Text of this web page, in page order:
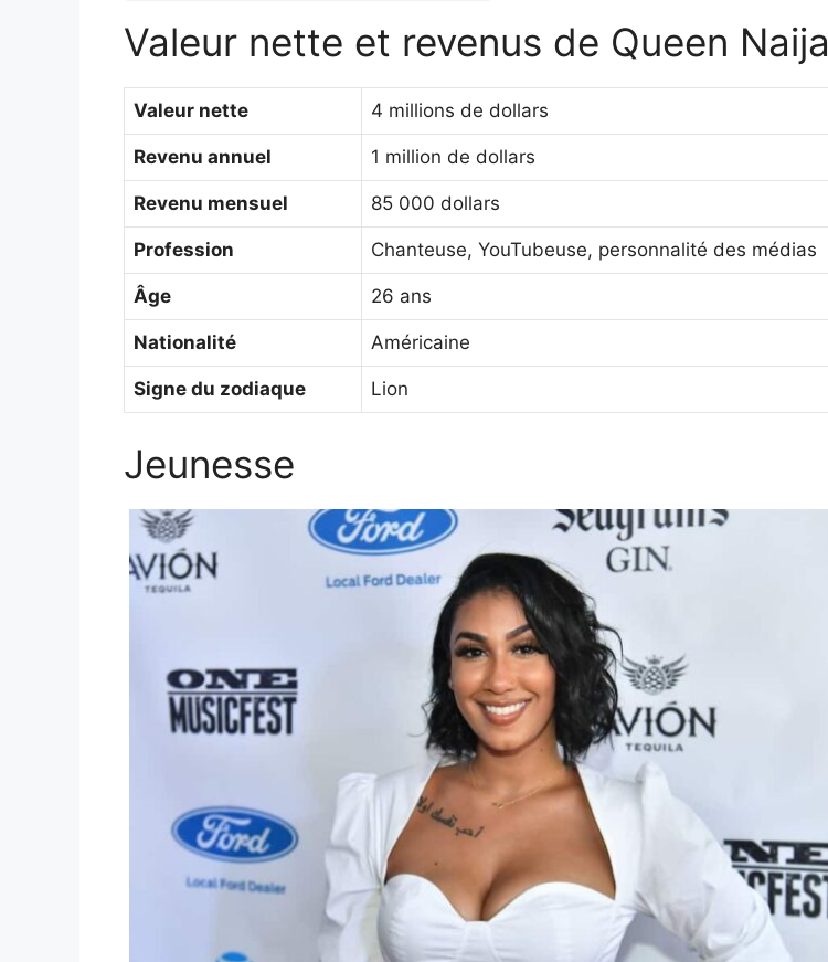
Valeur nette et revenus de Queen Naija
Valeur nette 4 millions de dollars
Revenu annuel 1 million de dollars
Revenu mensuel 85 000 dollars
Profession Chanteuse, YouTubeuse, personnalité des médias
Âge 26 ans
Nationalité Américaine
Signe du zodiaque Lion
Jeunesse